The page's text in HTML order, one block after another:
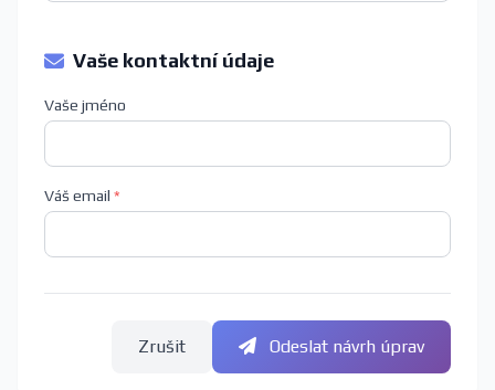
Vaše kontaktní údaje
Vaše jméno
Váš email *
Zrušit Odeslat návrh úprav